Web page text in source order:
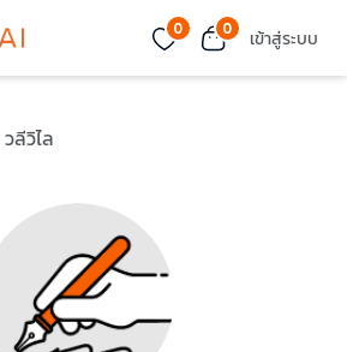
0 0 เข้าสู่ระบบ
วลีวิไล